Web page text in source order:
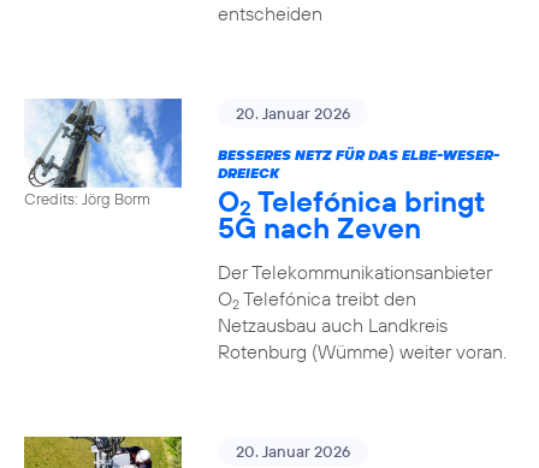
entscheiden
Credits: Jörg Borm
20. Januar 2026
BESSERES NETZ FÜR DAS ELBE-WESER-
DREIECK
O2 Telefónica bringt
5G nach Zeven
Der Telekommunikationsanbieter
O2Telefónica treibt den
Netzausbau auch Landkreis
Rotenburg (Wümme) weiter voran.
20. Januar 2026